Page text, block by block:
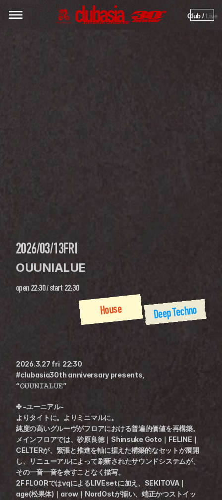
Club / Live
2026/03/13FRI
OUUNIALUE
open 22:30 / start 22:30
Deep Techno
House
2026.3.27 fri  22:30
#clubasia30th anniversary presents,
“𝙾𝚄𝚄𝙽𝙸𝙰𝙻𝚄𝙴”
✤ -ユーニアル-
よりタイトに。よりミニマルに。
純度の高いグルーヴがフロアにおける普遍的価値を再構築。
メインフロアでは、砂原良徳｜Shinsuke Goto｜FELINE｜
CELTERが、緊張と推進を軸に据えた構築的なセットが展開
し、リニューアルによって刷新されたサウンドシステムが、
その一音一音を余すことなく描写。
2F FLOORではvqによるLIVEsetに加え、SEKITOVA｜
age(松果体)｜arow｜NordOstが揃い、端正かつストイッ